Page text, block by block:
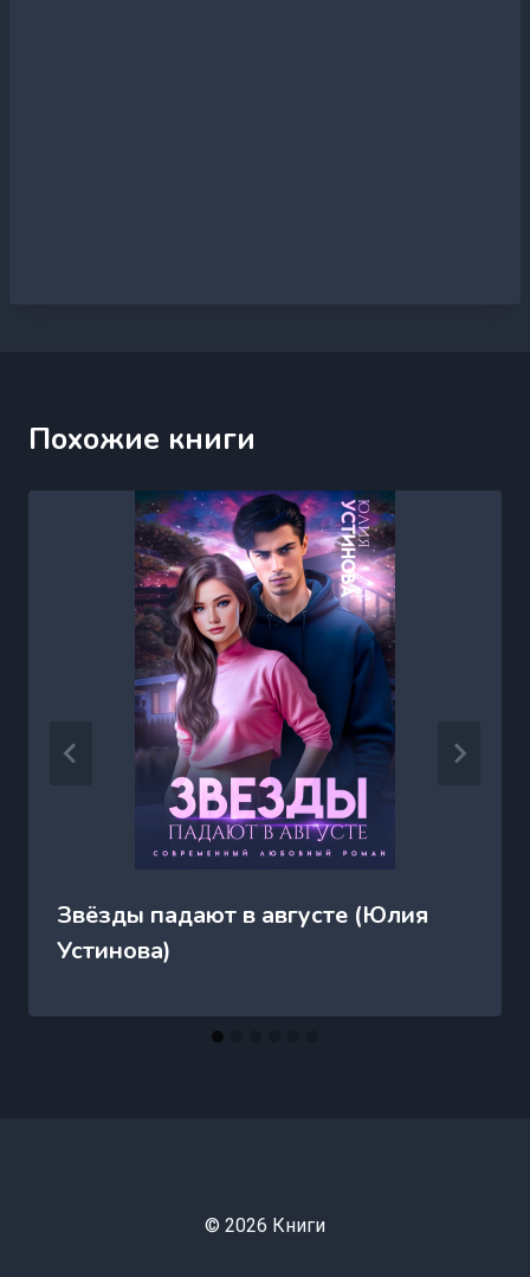
Похожие книги
Звёзды падают в августе (Юлия
Устинова)
© 2026 Книги